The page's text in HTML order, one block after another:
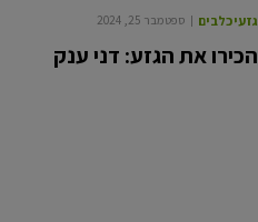
גזעי כלבים ספטמבר 25, 2024
הכירו את הגזע: דני ענק